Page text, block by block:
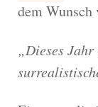
dem Wunsch
„Dieses